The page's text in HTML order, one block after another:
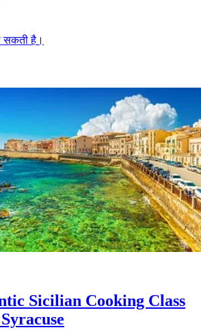
सकती है।
Sicilian Cooking Class